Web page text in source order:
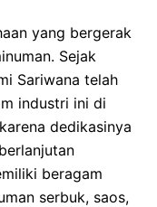
yang bergerak
Sejak
Sariwana telah
industri ini di
dedikasinya
beragam
serbuk, saos,